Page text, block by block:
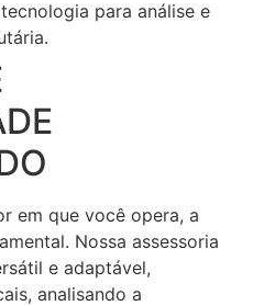
para análise e
em que você opera, a
Nossa assessoria
e adaptável,
analisando a